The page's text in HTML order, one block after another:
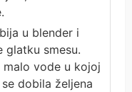
u blender i
glatku smesu.
vode u kojoj
dobila željena